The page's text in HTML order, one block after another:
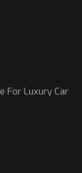
For Luxury Car